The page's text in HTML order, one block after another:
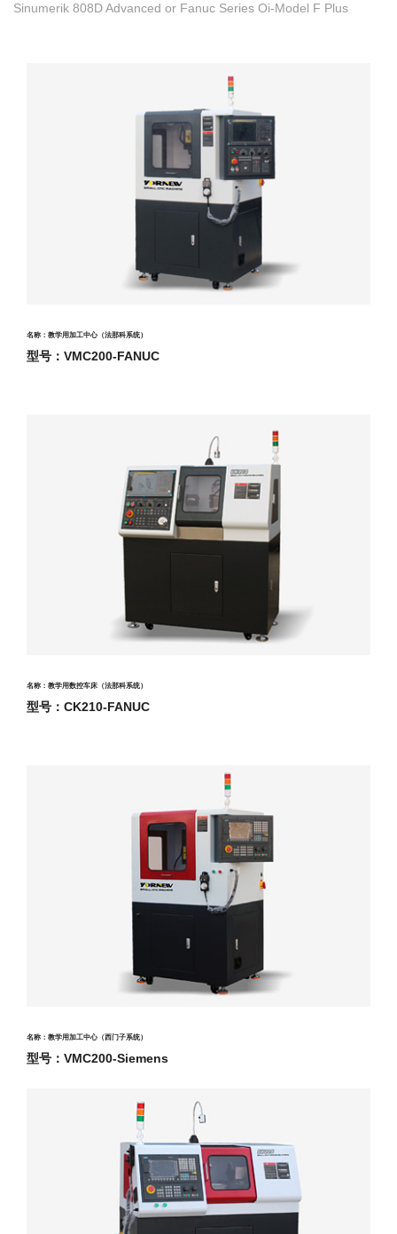
Sinumerik 808D Advanced or Fanuc Series Oi-Model F Plus
名称：教学用加工中心（法那科系统）
型号：VMC200-FANUC
名称：教学用数控车床（法那科系统）
型号：CK210-FANUC
名称：教学用加工中心（西门子系统）
型号：VMC200-Siemens